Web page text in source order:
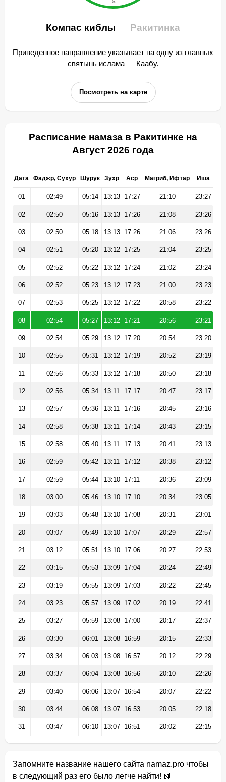
Компас киблы Ракитинка
Приведенное направление указывает на одну из главных
святынь ислама — Каабу.
Посмотреть на карте
Расписание намаза в Ракитинке на
Август 2026 года
Дата Фаджр, Сухур Шурук Зухр Аср Магриб, Ифтар Иша
01 02:49 05:14 13:13 17:27 21:10 23:27
02 02:50 05:16 13:13 17:26 21:08 23:26
03 02:50 05:18 13:13 17:26 21:06 23:26
04 02:51 05:20 13:12 17:25 21:04 23:25
05 02:52 05:22 13:12 17:24 21:02 23:24
06 02:52 05:23 13:12 17:23 21:00 23:23
07 02:53 05:25 13:12 17:22 20:58 23:22
08 02:54 05:27 13:12 17:21 20:56 23:21
09 02:54 05:29 13:12 17:20 20:54 23:20
10 02:55 05:31 13:12 17:19 20:52 23:19
11 02:56 05:33 13:12 17:18 20:50 23:18
12 02:56 05:34 13:11 17:17 20:47 23:17
13 02:57 05:36 13:11 17:16 20:45 23:16
14 02:58 05:38 13:11 17:14 20:43 23:15
15 02:58 05:40 13:11 17:13 20:41 23:13
16 02:59 05:42 13:11 17:12 20:38 23:12
17 02:59 05:44 13:10 17:11 20:36 23:09
18 03:00 05:46 13:10 17:10 20:34 23:05
19 03:03 05:48 13:10 17:08 20:31 23:01
20 03:07 05:49 13:10 17:07 20:29 22:57
21 03:12 05:51 13:10 17:06 20:27 22:53
22 03:15 05:53 13:09 17:04 20:24 22:49
23 03:19 05:55 13:09 17:03 20:22 22:45
24 03:23 05:57 13:09 17:02 20:19 22:41
25 03:27 05:59 13:08 17:00 20:17 22:37
26 03:30 06:01 13:08 16:59 20:15 22:33
27 03:34 06:03 13:08 16:57 20:12 22:29
28 03:37 06:04 13:08 16:56 20:10 22:26
29 03:40 06:06 13:07 16:54 20:07 22:22
30 03:44 06:08 13:07 16:53 20:05 22:18
31 03:47 06:10 13:07 16:51 20:02 22:15
Запомните название нашего сайта namaz.pro чтобы
в следующий раз его было легче найти! 📗